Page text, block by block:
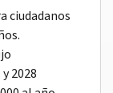
ciudadanos
2028